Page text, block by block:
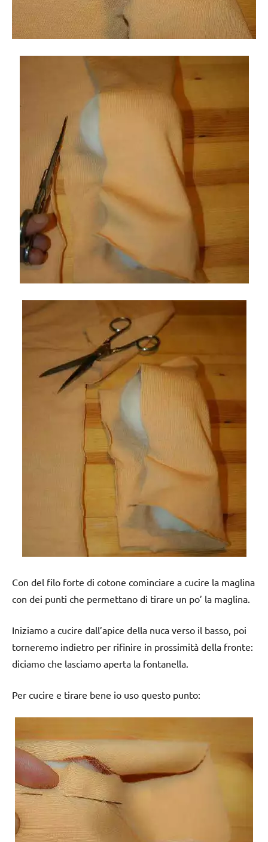
Con del filo forte di cotone cominciare a cucire la maglina
con dei punti che permettano di tirare un po’ la maglina.
Iniziamo a cucire dall’apice della nuca verso il basso, poi
torneremo indietro per rifinire in prossimità della fronte:
diciamo che lasciamo aperta la fontanella.
Per cucire e tirare bene io uso questo punto: